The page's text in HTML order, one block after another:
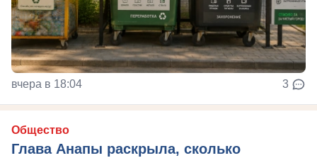
вчера в 18:04 3
Общество
Глава Анапы раскрыла, сколько